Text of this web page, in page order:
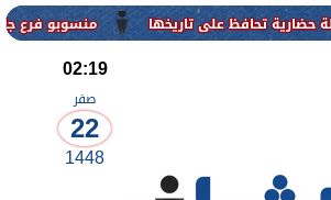
منسوبو فرع جامعة الأزهر
02:19
صفر
22
1448